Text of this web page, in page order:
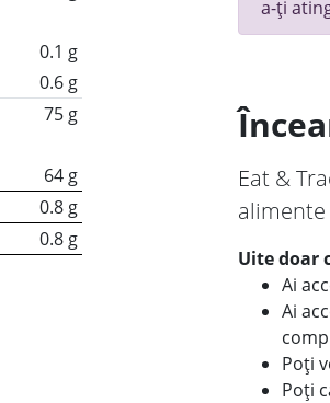
0.1 g
0.6 g
75 g
64 g
0.8 g
0.8 g
a-ți
Eat &
alimente
Uite doar
Ai
Ai
Poți
Poți